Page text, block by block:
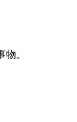
。